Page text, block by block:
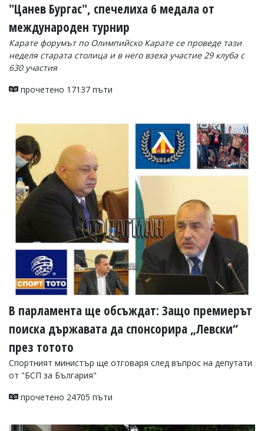
"Цанев Бургас", спечелиха 6 медала от
международен турнир
Карате форумът по Олимпийско Карате се проведе тази
неделя старата столица и в него взеха участие 29 клуба с
630 участия
прочетено 17137 пъти
В парламента ще обсъждат: Защо премиерът
поиска държавата да спонсорира „Левски“
през тотото
Спортният министър ще отговаря след въпрос на депутати
от "БСП за България"
прочетено 24705 пъти